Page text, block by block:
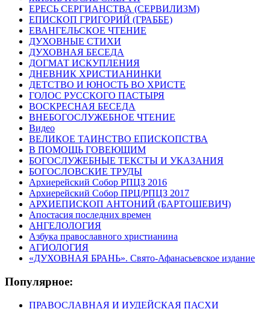
ЕРЕСЬ СЕРГИАНСТВА (СЕРВИЛИЗМ)
ЕПИСКОП ГРИГОРИЙ (ГРАББЕ)
ЕВАНГЕЛЬСКОЕ ЧТЕНИЕ
ДУХОВНЫЕ СТИХИ
ДУХОВНАЯ БЕСЕДА
ДОГМАТ ИСКУПЛЕНИЯ
ДНЕВНИК ХРИСТИАНИНКИ
ДЕТСТВО И ЮНОСТЬ ВО ХРИСТЕ
ГОЛОС РУССКОГО ПАСТЫРЯ
ВОСКРЕСНАЯ БЕСЕДА
ВНЕБОГОСЛУЖЕБНОЕ ЧТЕНИЕ
Видео
ВЕЛИКОЕ ТАИНСТВО ЕПИСКОПСТВА
В ПОМОЩЬ ГОВЕЮЩИМ
БОГОСЛУЖЕБНЫЕ ТЕКСТЫ И УКАЗАНИЯ
БОГОСЛОВСКИЕ ТРУДЫ
Архиерейский Собор РПЦЗ 2016
Архиерейский Собор ПРЦ/РПЦЗ 2017
АРХИЕПИСКОП АНТОНИЙ (БАРТОШЕВИЧ)
Апостасия последних времен
АНГЕЛОЛОГИЯ
Азбука православного христианина
АГИОЛОГИЯ
«ДУХОВНАЯ БРАНЬ». Свято-Афанасьевское издание
Популярное:
ПРАВОСЛАВНАЯ И ИУДЕЙСКАЯ ПАСХИ